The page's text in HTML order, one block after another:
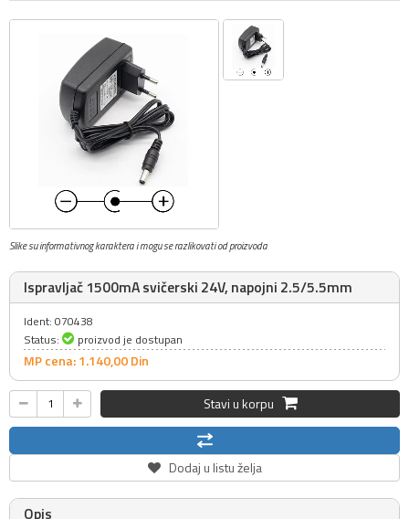
Slike su informativnog karaktera i mogu se razlikovati od proizvoda
Ispravljač 1500mA svičerski 24V, napojni 2.5/5.5mm
Ident: 070438
Status:
proizvod je dostupan
MP cena: 1.140,00Din
Stavi u korpu
Dodaj u listu želja
Opis